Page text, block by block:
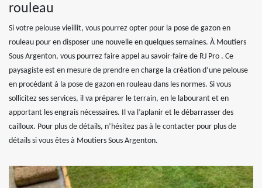
rouleau
Si votre pelouse vieillit, vous pourrez opter pour la pose de gazon en
rouleau pour en disposer une nouvelle en quelques semaines. À Moutiers
Sous Argenton, vous pourrez faire appel au savoir-faire de RJ Pro . Ce
paysagiste est en mesure de prendre en charge la création d’une pelouse
en procédant à la pose de gazon en rouleau dans les normes. Si vous
sollicitez ses services, il va préparer le terrain, en le labourant et en
apportant les engrais nécessaires. Il va l’aplanir et le débarrasser des
cailloux. Pour plus de détails, n’hésitez pas à le contacter pour plus de
détails si vous êtes à Moutiers Sous Argenton.